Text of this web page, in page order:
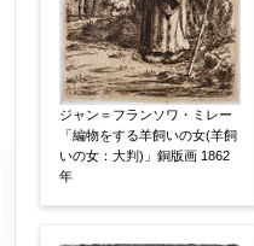
ジャン＝フランソワ・ミレー
「編物をする羊飼いの女(羊飼
いの女：大判)」銅版画 1862
年